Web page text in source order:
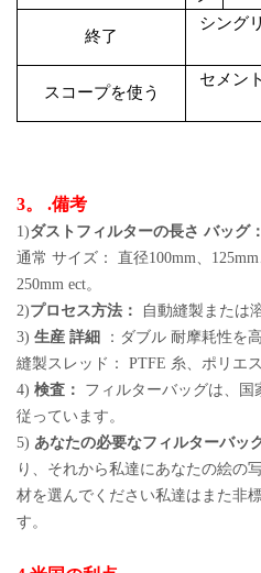
終了
シング
スコープを使う
セメン
3。 .備考
1)ダストフィルターの長さ バッグ：
通常 サイズ： 直径100mm、125mm
250mm ect。
2)プロセス方法：
自動縫製または
3) 生産 詳細
：ダブル 耐摩耗性を
縫製スレッド： PTFE 糸、ポリエ
4) 検査： フィルターバッグは、国
従っています。
5) あなたの必要なフィルターバッ
り、それから私達にあなたの絵の
材を選んでください私達はまた非
す。